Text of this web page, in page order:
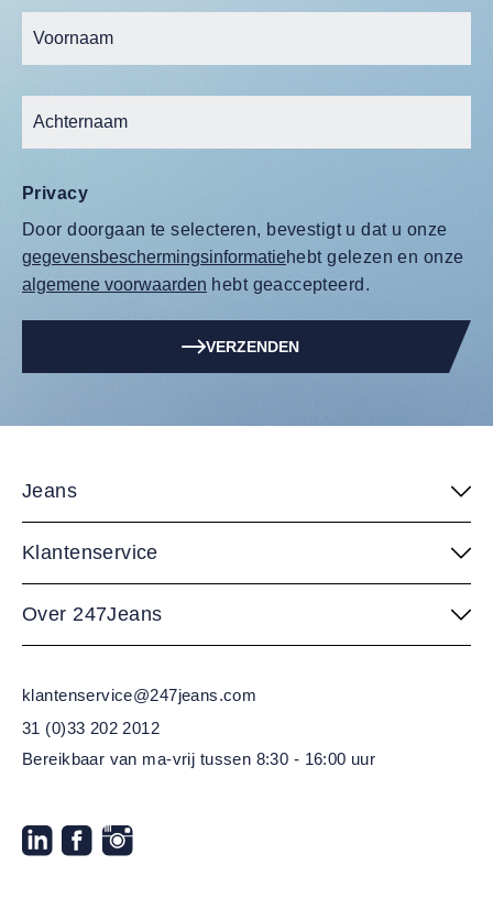
Privacy
Door doorgaan te selecteren, bevestigt u dat u onze
gegevensbeschermingsinformatiehebt gelezen en onze
algemene voorwaarden hebt geaccepteerd.
VERZENDEN
Jeans
Klantenservice
Over 247Jeans
klantenservice@247jeans.com
31 (0)33 202 2012
Bereikbaar van ma-vrij tussen 8:30 - 16:00 uur